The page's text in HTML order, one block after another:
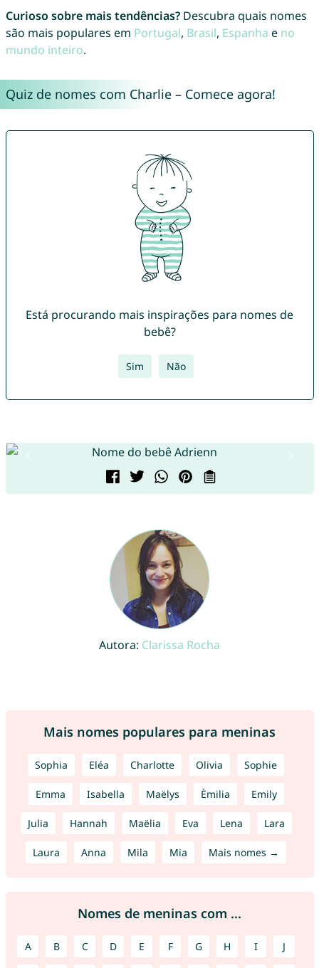
Curioso sobre mais tendências?Descubra quais nomes
são mais populares em Portugal, Brasil, Espanha e no
mundo inteiro.
Quiz de nomes com Charlie – Comece agora!
Está procurando mais inspirações para nomes de
bebê?
Sim Não
Autora: Clarissa Rocha
Mais nomes populares para meninas
Sophia Eléa Charlotte Olivia Sophie
Emma Isabella Maëlys Èmilia Emily
Julia Hannah Maëlia Eva Lena Lara
Laura Anna Mila Mia Mais nomes →
Nomes de meninas com ...
A B C D E F G H I J